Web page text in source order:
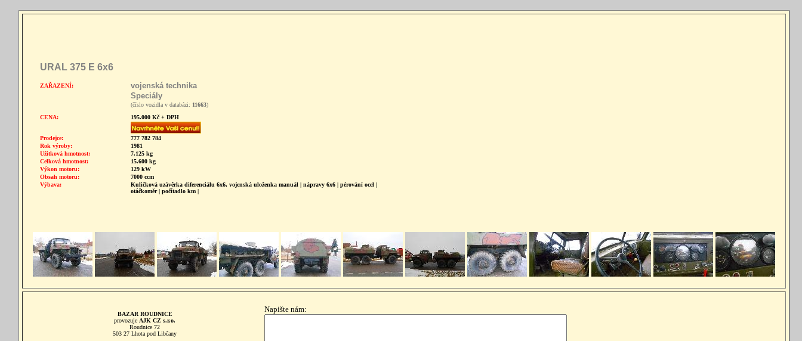
URAL 375 E 6x6
ZAŘAZENÍ:
vojenská technika
Speciály
(číslo vozidla v databázi: 11663)
CENA:
195.000 Kč + DPH
Prodejce:
777 782 784
Rok výroby:
1981
Užitková hmotnost:
7.125 kg
Celková hmotnost:
15.600 kg
Výkon motoru:
129 kW
Obsah motoru:
7000 ccm
Výbava:
Kuličková uzávěrka diferenciálu 6x6, vojenská uloženka manuál | nápravy 6x6 | pérování ocel |
otáčkoměr | počítadlo km |
BAZAR ROUDNICE
provozuje AJK CZ s.r.o.
Roudnice 72
503 27 Lhota pod Libčany
Napište nám: